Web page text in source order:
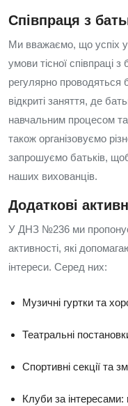
Співпраця з
Ми вважаємо, що успіх
умови тісної співпраці
регулярно проводяться
відкриті заняття, де
навчальним процесом
також організовуємо
запрошуємо батьків,
наших вихованців.
Додаткові
У ДНЗ №236 ми
активності, які
інтереси. Серед них:
Музичні гуртки та
Театральні
Спортивні секції та
Клуби за